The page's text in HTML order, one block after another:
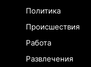
Политика
Происшествия
Работа
Развлечения